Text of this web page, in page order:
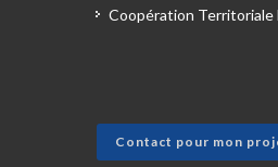
Coopération Territoriale
Contact pour mon